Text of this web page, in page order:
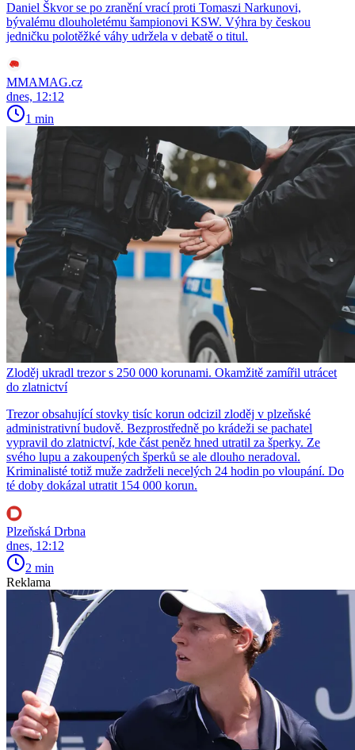
Daniel Škvor se po zranění vrací proti Tomaszi Narkunovi,
bývalému dlouholetému šampionovi KSW. Výhra by českou
jedničku polotěžké váhy udržela v debatě o titul.
MMAMAG.cz
dnes, 12:12
1 min
Zloděj ukradl trezor s 250 000 korunami. Okamžitě zamířil utrácet
do zlatnictví
Trezor obsahující stovky tisíc korun odcizil zloděj v plzeňské
administrativní budově. Bezprostředně po krádeži se pachatel
vypravil do zlatnictví, kde část peněz hned utratil za šperky. Ze
svého lupu a zakoupených šperků se ale dlouho neradoval.
Kriminalisté totiž muže zadrželi necelých 24 hodin po vloupání. Do
té doby dokázal utratit 154 000 korun.
Plzeňská Drbna
dnes, 12:12
2 min
Reklama